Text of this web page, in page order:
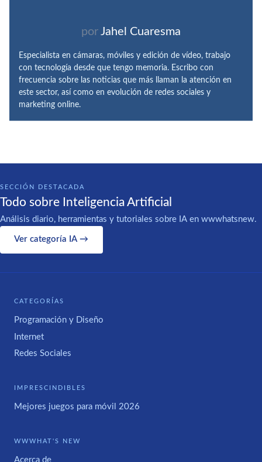
por Jahel Cuaresma
Especialista en cámaras, móviles y edición de vídeo, trabajo
con tecnología desde que tengo memoria. Escribo con
frecuencia sobre las noticias que más llaman la atención en
este sector, así como en evolución de redes sociales y
marketing online.
SECCIÓN DESTACADA
Todo sobre Inteligencia Artificial
Análisis diario, herramientas y tutoriales sobre IA en wwwhatsnew.
Ver categoría IA →
CATEGORÍAS
Programación y Diseño
Internet
Redes Sociales
IMPRESCINDIBLES
Mejores juegos para móvil 2026
WWWHAT'S NEW
Acerca de